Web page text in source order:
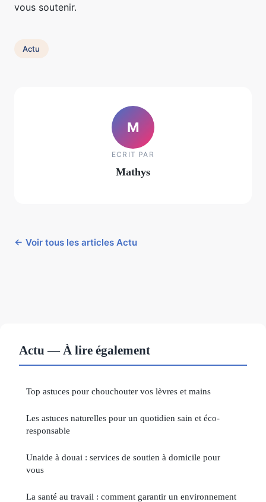
vous soutenir.
Actu
M
ECRIT PAR
Mathys
← Voir tous les articles Actu
Actu — À lire également
Top astuces pour chouchouter vos lèvres et mains
Les astuces naturelles pour un quotidien sain et éco-
responsable
Unaide à douai : services de soutien à domicile pour
vous
La santé au travail : comment garantir un environnement